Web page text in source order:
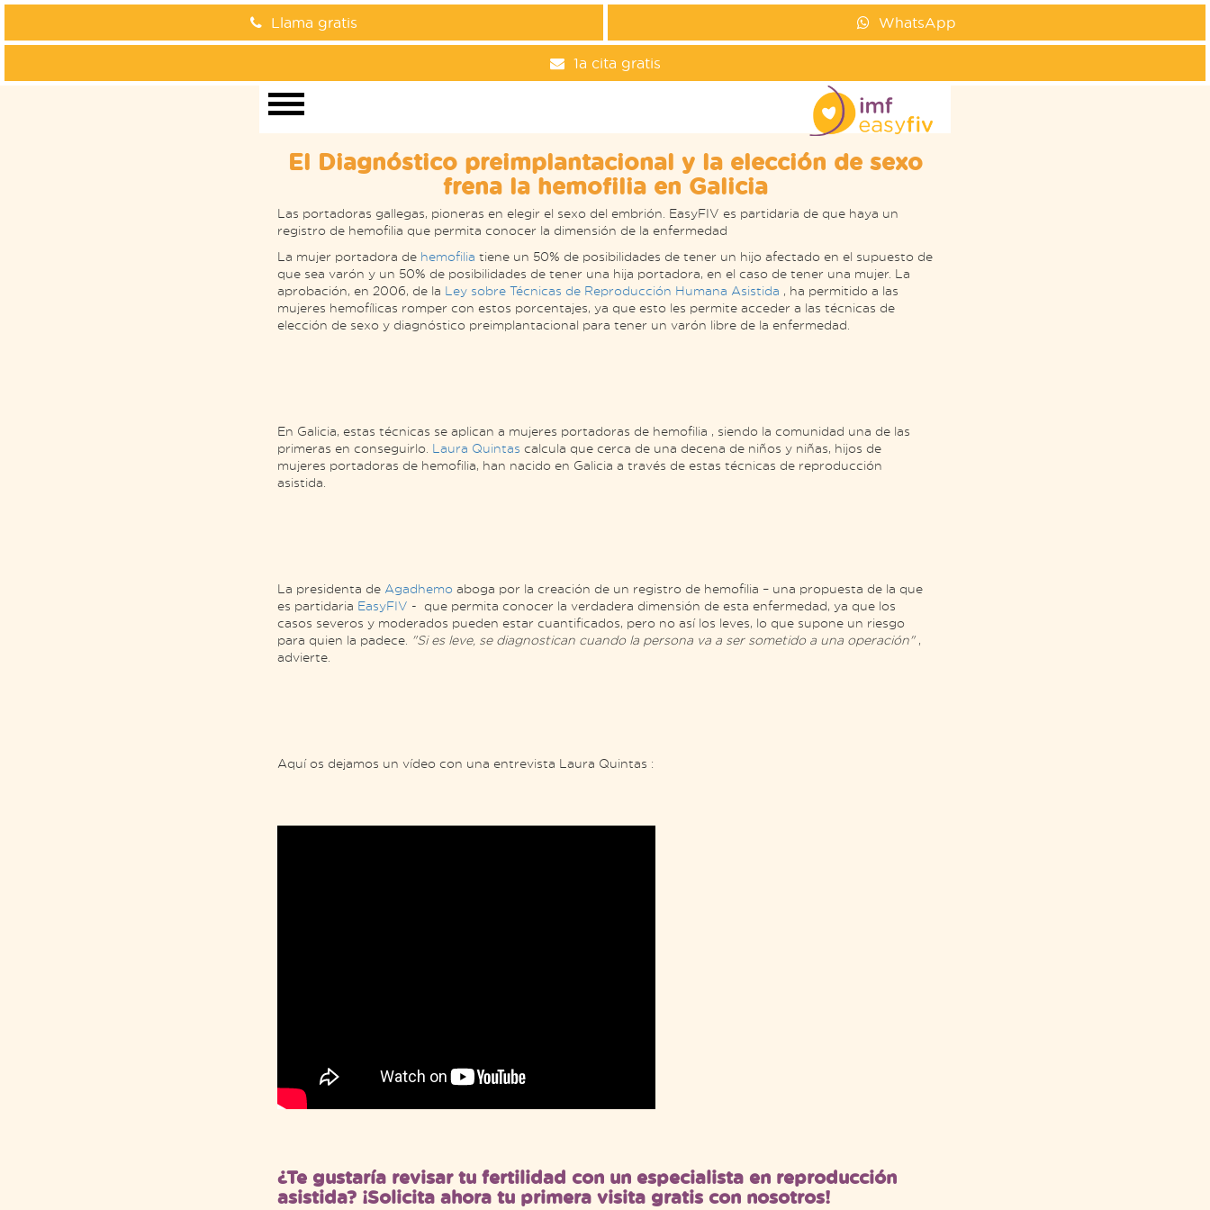
Llama gratis WhatsApp
1a cita gratis
El Diagnóstico preimplantacional y la elección de sexo
frena la hemofilia en Galicia
Las portadoras gallegas, pioneras en elegir el sexo del embrión. EasyFIV es partidaria de que haya un
registro de hemofilia que permita conocer la dimensión de la enfermedad
La mujer portadora de hemofilia tiene un 50% de posibilidades de tener un hijo afectado en el supuesto de
que sea varón y un 50% de posibilidades de tener una hija portadora, en el caso de tener una mujer. La
aprobación, en 2006, de la Ley sobre Técnicas de Reproducción Humana Asistida , ha permitido a las
mujeres hemofílicas romper con estos porcentajes, ya que esto les permite acceder a las técnicas de
elección de sexo y diagnóstico preimplantacional para tener un varón libre de la enfermedad.
En Galicia, estas técnicas se aplican a mujeres portadoras de hemofilia , siendo la comunidad una de las
primeras en conseguirlo. Laura Quintas calcula que cerca de una decena de niños y niñas, hijos de
mujeres portadoras de hemofilia, han nacido en Galicia a través de estas técnicas de reproducción
asistida.
La presidenta de Agadhemo aboga por la creación de un registro de hemofilia – una propuesta de la que
es partidaria EasyFIV - que permita conocer la verdadera dimensión de esta enfermedad, ya que los
casos severos y moderados pueden estar cuantificados, pero no así los leves, lo que supone un riesgo
para quien la padece. "Si es leve, se diagnostican cuando la persona va a ser sometido a una operación" ,
advierte.
Aquí os dejamos un vídeo con una entrevista Laura Quintas :
¿Te gustaría revisar tu fertilidad con un especialista en reproducción
asistida? ¡Solicita ahora tu primera visita gratis con nosotros!